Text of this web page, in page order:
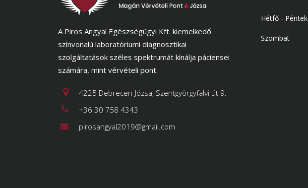
A Piros Angyal Egészségügyi Kft. kiemelkedő
színvonalú laboratóriumi diagnosztikai
szolgáltatások széles spektrumát kínálja páciensei
számára, mint vérvételi pont.
4225 Debrecen-Józsa, Szentgyörgyfalvi út 9.
+36 30 758 4343
pirosangyal2019@gmail.com
Hétfő - Péntek
Szombat